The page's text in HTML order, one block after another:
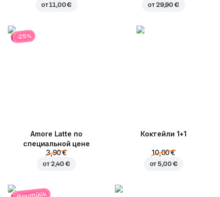
от11,00 € от 29,90 €
-25%
Amore Latte по
специальной цене
3,90 €
от 2,40 €
Коктейли 1+1
10,00 €
от5,00 €